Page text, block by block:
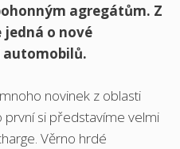
agregátům. Z
o nové
automobilů.
novinek z oblasti
první si představíme velmi
Věrno hrdé